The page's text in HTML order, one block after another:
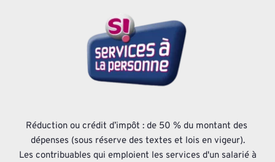
Réduction ou crédit d’impôt : de 50 % du montant des
dépenses (sous réserve des textes et lois en vigeur).